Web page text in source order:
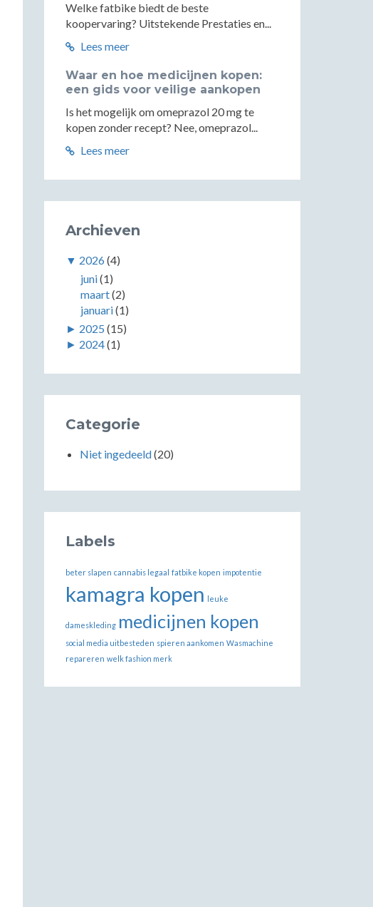
Welke fatbike biedt de beste
koopervaring? Uitstekende Prestaties en...
Lees meer
Waar en hoe medicijnen kopen:
een gids voor veilige aankopen
Is het mogelijk om omeprazol 20 mg te
kopen zonder recept? Nee, omeprazol...
Lees meer
Archieven
▼ 2026(4)
juni(1)
maart(2)
januari(1)
► 2025 (15)
► 2024(1)
Categorie
Niet ingedeeld(20)
Labels
beter slapen cannabis legaal fatbike kopen impotentie
kamagra kopen leuke
dameskleding medicijnen kopen
social media uitbesteden spieren aankomen Wasmachine
repareren welk fashion merk